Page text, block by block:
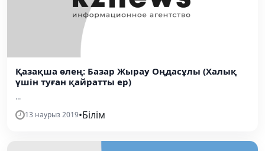
Қазақша өлең: Базар Жырау Оңдасұлы (Халық
үшін туған қайратты ер)
...
13 наурыз 2019•Білім